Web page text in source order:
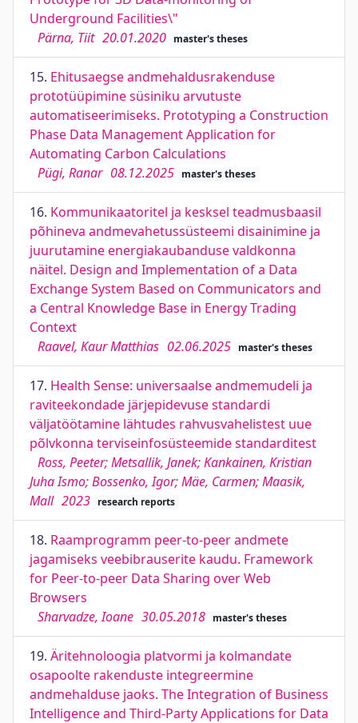
Underground Facilities\"
Pärna, Tiit 20.01.2020 master's theses
15. Ehitusaegse andmehaldusrakenduse
prototüüpimine süsiniku arvutuste
automatiseerimiseks. Prototyping a Construction
Phase Data Management Application for
Automating Carbon Calculations
Pügi, Ranar 08.12.2025 master's theses
16. Kommunikaatoritel ja kesksel teadmusbaasil
põhineva andmevahetussüsteemi disainimine ja
juurutamine energiakaubanduse valdkonna
näitel. Design and Implementation of a Data
Exchange System Based on Communicators and
a Central Knowledge Base in Energy Trading
Context
Raavel, Kaur Matthias 02.06.2025 master's theses
17. Health Sense: universaalse andmemudeli ja
raviteekondade järjepidevuse standardi
väljatöötamine lähtudes rahvusvahelistest uue
põlvkonna terviseinfosüsteemide standarditest
Ross, Peeter; Metsallik, Janek; Kankainen, Kristian
Juha Ismo; Bossenko, Igor; Mäe, Carmen; Maasik,
Mall 2023 research reports
18. Raamprogramm peer-to-peer andmete
jagamiseks veebibrauserite kaudu. Framework
for Peer-to-peer Data Sharing over Web
Browsers
Sharvadze, Ioane 30.05.2018 master's theses
19. Äritehnoloogia platvormi ja kolmandate
osapoolte rakenduste integreermine
andmehalduse jaoks. The Integration of Business
Intelligence and Third-Party Applications for Data